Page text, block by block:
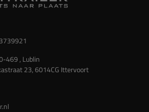
469 , Lublin
23, 6014CG Ittervoort